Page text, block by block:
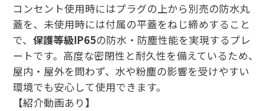
コンセント使用時にはプラグの上から別売の防水丸
蓋を、未使用時には付属の平蓋をねじ締めすること
で、 保護等級IP65の防水・防塵性能を実現するプレ
ートです。高度な密閉性と耐久性を備えているため、
屋内・屋外を問わず、水や粉塵の影響を受けやすい
環境でも安心して使用できます。
【紹介動画あり】